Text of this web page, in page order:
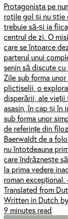
Protagonista pe
rotile gol și nu știe
trebuie să-și ia
centrul de zi. O
care se întoarce
parterul unui
senin să discute
Zile sub forma
plictiselii, o
disperării, ale vieții
asasin, în cap și în
sub forma unor
de referințe din
Baerwaldt de a
nu întotdeauna
care îndrăznește
la prima vedere
roman
Translated from
Written in Dutch
9 minutes read